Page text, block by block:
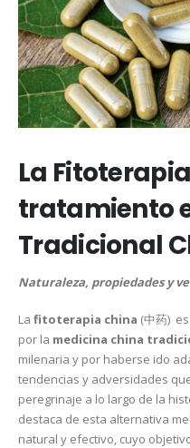
La
tratamiento
Tradicional
Naturaleza, propiedades y
La fitoterapia china (中药)
por la medicina china
milenaria y por haberse ido
tendencias y adversidades
peregrinaje a lo largo de la
destaca de esta alternativa
natural y efectivo, cuyo